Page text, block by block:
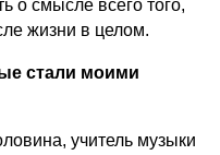
о смысле всего того,
жизни в целом.
стали моими
учитель музыки